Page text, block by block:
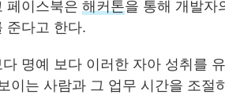
페이스북은 해커톤을 통해 개발자
준다고 한다.
명예 보다 이러한 자아 성취를
이는 사람과 그 업무 시간을 조절